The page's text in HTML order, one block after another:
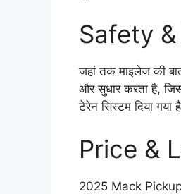
Safety
जहां तक माइलेज की
और सुधार करता है,
टेरेन सिस्टम दिया गया
Price &
2025 Mack Pickup